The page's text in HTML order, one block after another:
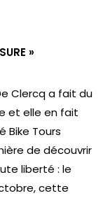
»
Clercq a fait du
et elle en fait
Bike Tours
de découvrir
liberté : le
cette